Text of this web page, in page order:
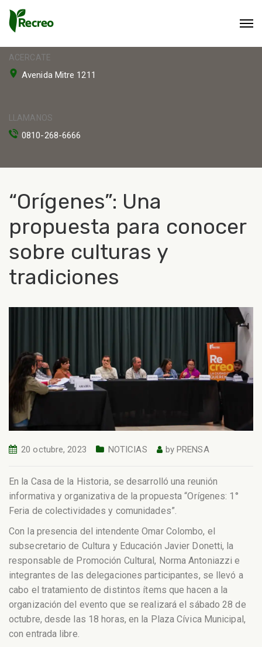
ACERCATE
Avenida Mitre 1211
LLAMANOS
0810-268-6666
“Orígenes”: Una
propuesta para conocer
sobre culturas y
tradiciones
20 octubre, 2023 NOTICIAS byPRENSA
En la Casa de la Historia, se desarrolló una reunión
informativa y organizativa de la propuesta “Orígenes: 1°
Feria de colectividades y comunidades”.
Con la presencia del intendente Omar Colombo, el
subsecretario de Cultura y Educación Javier Donetti, la
responsable de Promoción Cultural, Norma Antoniazzi e
integrantes de las delegaciones participantes, se llevó a
cabo el tratamiento de distintos ítems que hacen a la
organización del evento que se realizará el sábado 28 de
octubre, desde las 18 horas, en la Plaza Cívica Municipal,
con entrada libre.